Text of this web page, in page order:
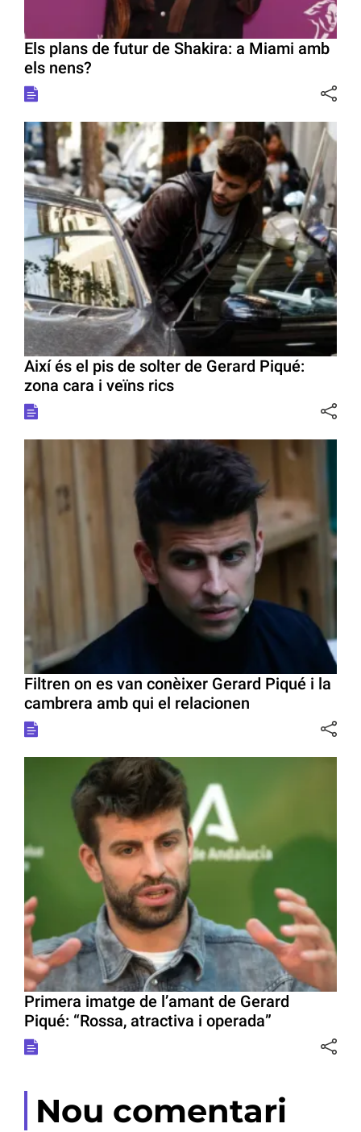
Els plans de futur de Shakira: a Miami amb
els nens?
Així és el pis de solter de Gerard Piqué:
zona cara i veïns rics
Filtren on es van conèixer Gerard Piqué i la
cambrera amb qui el relacionen
Primera imatge de l’amant de Gerard
Piqué: “Rossa, atractiva i operada”
Nou comentari